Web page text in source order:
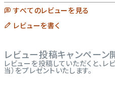
すべてのレビューを見る
レビューを書く
レビュー投稿キャンペーン
レビューを投稿していただくと、
当）をプレゼントいたします。